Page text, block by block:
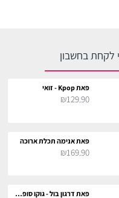
לקחת בחשבון
פאת Kpop - זואי
₪129.90
פאת אנימה תכלת ארוכה
₪169.90
פאת דרגון בול - גוקו סופר סאייה